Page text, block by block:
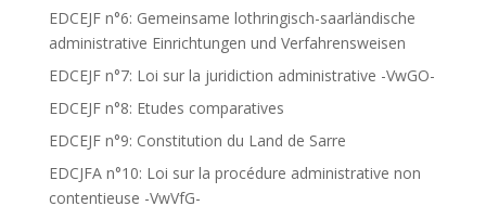
EDCEJF n°6: Gemeinsame lothringisch-saarländische
administrative Einrichtungen und Verfahrensweisen
EDCEJF n°7: Loi sur la juridiction administrative -VwGO-
EDCEJF n°8: Etudes comparatives
EDCEJF n°9: Constitution du Land de Sarre
EDCJFA n°10: Loi sur la procédure administrative non
contentieuse -VwVfG-